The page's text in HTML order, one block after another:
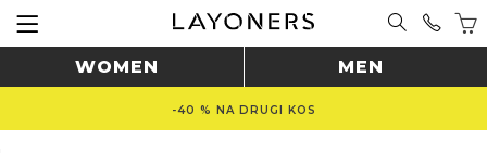
WOMEN MEN
-40 % NA DRUGI KOS